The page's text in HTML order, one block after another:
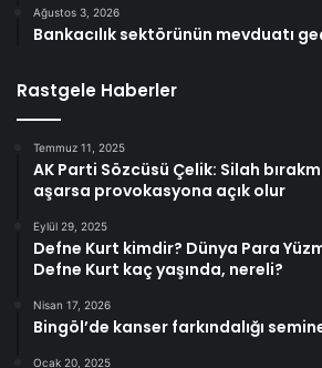
Ağustos 3, 2026
Bankacılık sektörünün mevduatı
Rastgele Haberler
Temmuz 11, 2025
AK Parti Sözcüsü Çelik: Silah
aşarsa provokasyona açık olur
Eylül 29, 2025
Defne Kurt kimdir? Dünya Para
Defne Kurt kaç yaşında, nereli?
Nisan 17, 2026
Bingöl’de kanser farkındalığı
Ocak 20, 2025